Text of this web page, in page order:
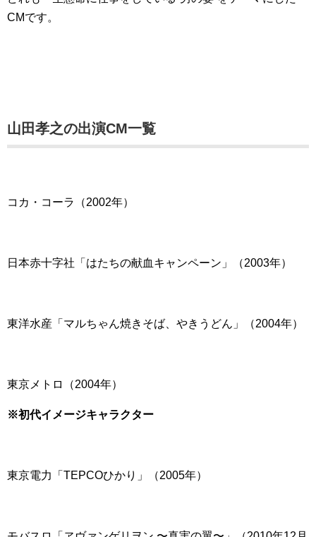
CMです。
山田孝之の出演CM一覧
コカ・コーラ（2002年）
日本赤十字社「はたちの献血キャンペーン」（2003年）
東洋水産「マルちゃん焼きそば、やきうどん」（2004年）
東京メトロ（2004年）
※初代イメージキャラクター
東京電力「TEPCOひかり」（2005年）